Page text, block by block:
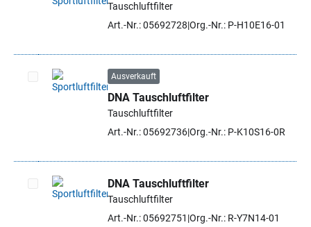
Artikel auswählen
Tauschluftfilter
Art.-Nr.: 05692728 Org.-Nr.: P-H10E16-01
Artikel auswählen
Ausverkauft
DNA Tauschluftfilter
Tauschluftfilter
Art.-Nr.: 05692736Org.-Nr.: P-K10S16-0R
Artikel auswählen
DNA Tauschluftfilter
Tauschluftfilter
Art.-Nr.: 05692751 Org.-Nr.: R-Y7N14-01